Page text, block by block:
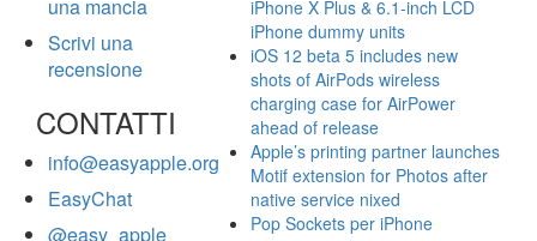
una mancia
Scrivi una
recensione
CONTATTI
info@easyapple.org
EasyChat
@easy_apple
iPhone X Plus & 6.1-inch LCD
iPhone dummy units
iOS 12 beta 5 includes new
shots of AirPods wireless
charging case for AirPower
ahead of release
Apple’s printing partner launches
Motif extension for Photos after
native service nixed
Pop Sockets per iPhone